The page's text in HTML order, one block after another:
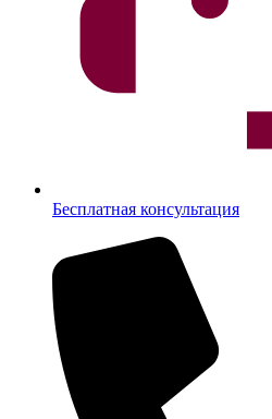
Бесплатная консультация